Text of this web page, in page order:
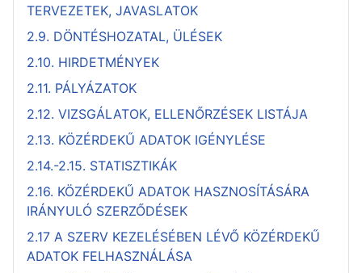
TERVEZETEK, JAVASLATOK
2.9. DÖNTÉSHOZATAL, ÜLÉSEK
2.10. HIRDETMÉNYEK
2.11. PÁLYÁZATOK
2.12. VIZSGÁLATOK, ELLENŐRZÉSEK LISTÁJA
2.13. KÖZÉRDEKŰ ADATOK IGÉNYLÉSE
2.14.-2.15. STATISZTIKÁK
2.16. KÖZÉRDEKŰ ADATOK HASZNOSÍTÁSÁRA
IRÁNYULÓ SZERZŐDÉSEK
2.17 A SZERV KEZELÉSÉBEN LÉVŐ KÖZÉRDEKŰ
ADATOK FELHASZNÁLÁSA